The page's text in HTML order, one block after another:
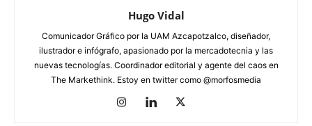
Hugo Vidal
Comunicador Gráfico por la UAM Azcapotzalco, diseñador,
ilustrador e infógrafo, apasionado por la mercadotecnia y las
nuevas tecnologías. Coordinador editorial y agente del caos en
The Markethink. Estoy en twitter como @morfosmedia